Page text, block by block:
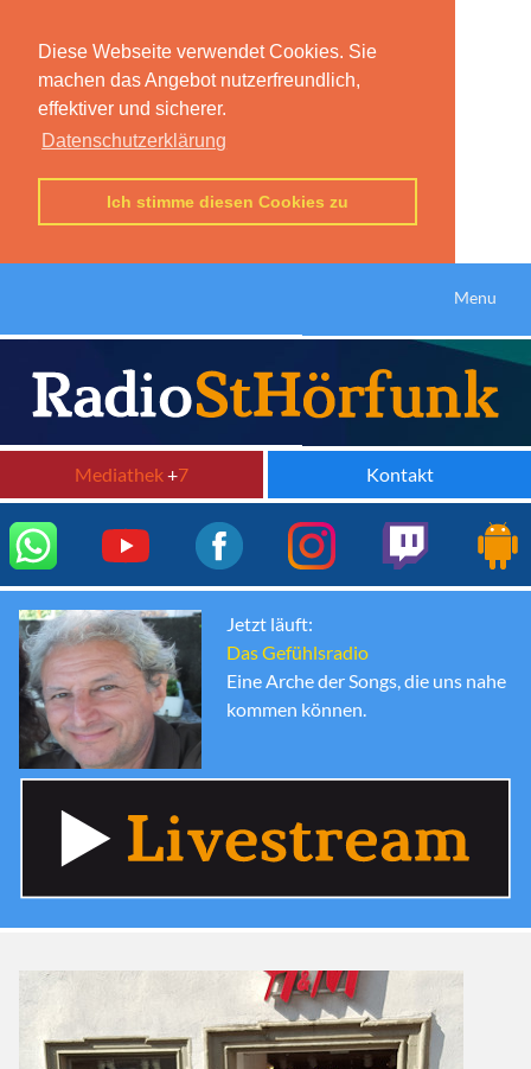
Diese Webseite verwendet Cookies. Sie
machen das Angebot nutzerfreundlich,
effektiver und sicherer.
Datenschutzerklärung
Ich stimme diesen Cookies zu
Menu
Mediathek+7 Kontakt
Jetzt läuft:
Das Gefühlsradio
Eine Arche der Songs, die uns nahe
kommen können.